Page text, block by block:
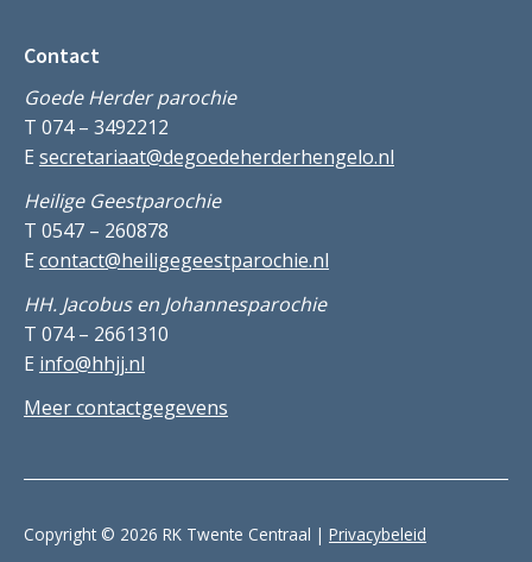
Contact
Goede Herder parochie
T 074 – 3492212
E secretariaat@degoedeherderhengelo.nl
Heilige Geestparochie
T 0547 – 260878
E contact@heiligegeestparochie.nl
HH. Jacobus en Johannesparochie
T 074 – 2661310
E info@hhjj.nl
Meer contactgegevens
Copyright © 2026 RK Twente Centraal | Privacybeleid